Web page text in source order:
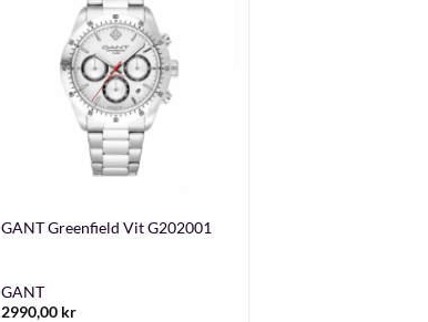
GANT Greenfield Vit G202001
GANT
2990,00 kr